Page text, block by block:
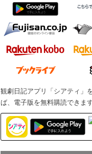
観劇日記アプリ「シアティ」
ば、電子版を無料購読できます